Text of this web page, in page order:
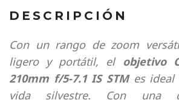
DESCRIPCIÓN
Con un rango de zoom
ligero y portátil, el objetivo
210mm f/5-7.1 IS STMes ideal
vida silvestre. Con una